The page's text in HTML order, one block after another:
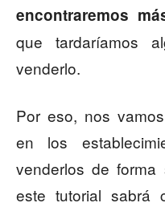
encontraremos
que tardaríamos
venderlo.
Por eso, nos
en los
venderlos de
este tutorial sabrá